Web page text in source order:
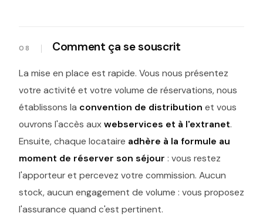
Comment ça se souscrit
La mise en place est rapide. Vous nous présentez
votre activité et votre volume de réservations, nous
établissons la convention de distribution et vous
ouvrons l'accès auxwebservices et à l'extranet.
Ensuite, chaque locataire adhère à la formule au
moment de réserver son séjour : vous restez
l'apporteur et percevez votre commission. Aucun
stock, aucun engagement de volume : vous proposez
l'assurance quand c'est pertinent.